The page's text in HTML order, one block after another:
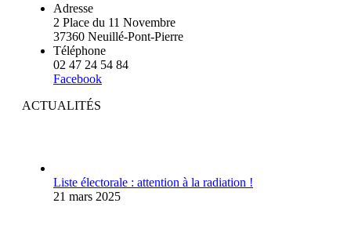
Adresse
2 Place du 11 Novembre
37360 Neuillé-Pont-Pierre
Téléphone
02 47 24 54 84
Facebook
ACTUALITÉS
Liste électorale : attention à la radiation !
21 mars 2025